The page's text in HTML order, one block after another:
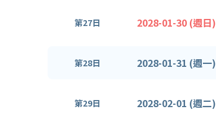
第27日 2028-01-30 (週日)
第28日 2028-01-31 (週一)
第29日 2028-02-01 (週二)